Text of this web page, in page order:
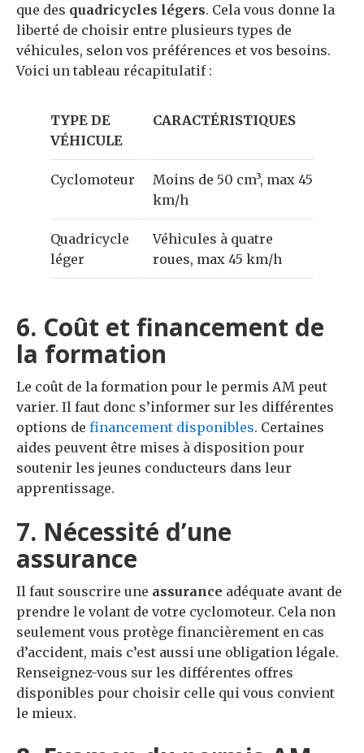
que des quadricycles légers. Cela vous donne la
liberté de choisir entre plusieurs types de
véhicules, selon vos préférences et vos besoins.
Voici un tableau récapitulatif :
TYPE DE
VÉHICULE
CARACTÉRISTIQUES
Cyclomoteur
Moins de 50 cm³, max 45
km/h
Quadricycle
léger
Véhicules à quatre
roues, max 45 km/h
6. Coût et financement de
la formation
Le coût de la formation pour le permis AM peut
varier. Il faut donc s’informer sur les différentes
options de financement disponibles. Certaines
aides peuvent être mises à disposition pour
soutenir les jeunes conducteurs dans leur
apprentissage.
7. Nécessité d’une
assurance
Il faut souscrire une assurance adéquate avant de
prendre le volant de votre cyclomoteur. Cela non
seulement vous protège financièrement en cas
d’accident, mais c’est aussi une obligation légale.
Renseignez-vous sur les différentes offres
disponibles pour choisir celle qui vous convient
le mieux.